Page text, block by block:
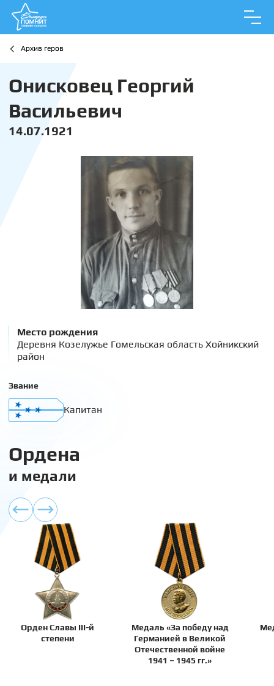
Архив геров
Онисковец Георгий
Васильевич
14.07.1921
Место рождения
Деревня Козелужье Гомельская область Хойникский
район
Звание
Капитан
Ордена
и медали
Орден Славы III-й
степени
Медаль «За победу над
Германией в Великой
Отечественной войне
1941 – 1945 гг.»